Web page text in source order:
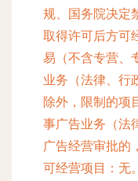
规、国务院决定
取得许可后方可
易（不含专营、
业务（法律、行
除外，限制的项
事广告业务（法
广告经营审批的
可经营项目：无